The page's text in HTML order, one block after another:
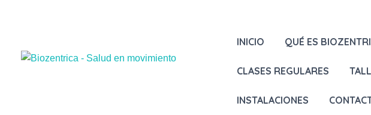
INICIO QUÉ ES
CLASES REGULARES
INSTALACIONES